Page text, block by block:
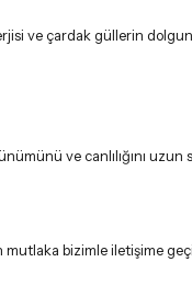
ve çardak güllerin
ve canlılığını
mutlaka bizimle iletişime